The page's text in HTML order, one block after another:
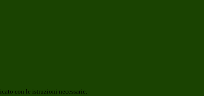
con le istruzioni necessarie.